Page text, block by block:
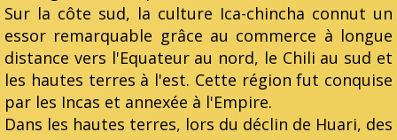
Sur la côte sud, la culture Ica-chincha connut un
essor remarquable grâce au commerce à longue
distance vers l'Equateur au nord, le Chili au sud et
les hautes terres à l'est. Cette région fut conquise
par les Incas et annexée à l'Empire.
Dans les hautes terres, lors du déclin de Huari, des